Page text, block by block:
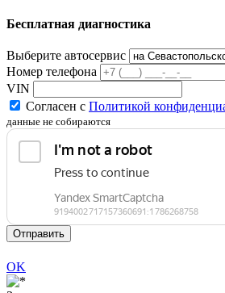
Бесплатная диагностика
Выберите автосервис
Номер телефона
VIN
Согласен с Политикой
данные не собираются
Отправить
OK